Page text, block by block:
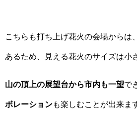
こちらも打ち上げ花火の会場からは
あるため、見える花火のサイズは小
山の頂上の展望台から市内も一望で
ボレーションも楽しむことが出来ま